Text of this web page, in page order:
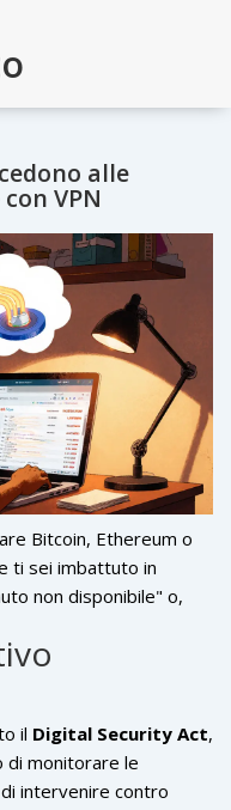
alle
VPN
Bitcoin, Ethereum o
ti sei imbattuto in
non disponibile" o,
comune è una
traffico internet e ti
aggirando
questo articolo
criptovalute piattaforme
e scambiare
il Digital Security Act,
di monitorare le
intervenire contro